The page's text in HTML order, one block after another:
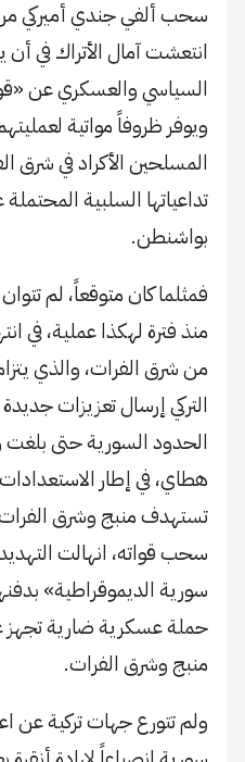
سحب ألفي جندي أميركي
انتعشت آمال الأتراك في أن
السياسي والعسكري عن
ويوفر ظروفاً مواتية
المسلحين الأكراد في شرق
تداعياتها السلبية
بواشنطن.
فمثلما كان متوقعاً، لم
منذ فترة لهكذا عملية، في
من شرق الفرات، والذي
التركي إرسال تعزيزات
الحدود السورية حتى بلغت
هطاي، في إطار
تستهدف منبج وشرق
سحب قواته، انهالت
سورية الديموقراطية»
حملة عسكرية ضارية تجهز
منبج وشرق الفرات.
ولم تتورع جهات تركية عن